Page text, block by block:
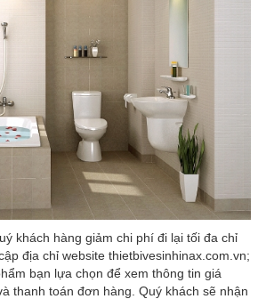
khách hàng giảm chi phí đi lại tối đa chỉ
địa chỉ website thietbivesinhinax.com.vn;
bạn lựa chọn để xem thông tin giá
thanh toán đơn hàng. Quý khách sẽ nhận